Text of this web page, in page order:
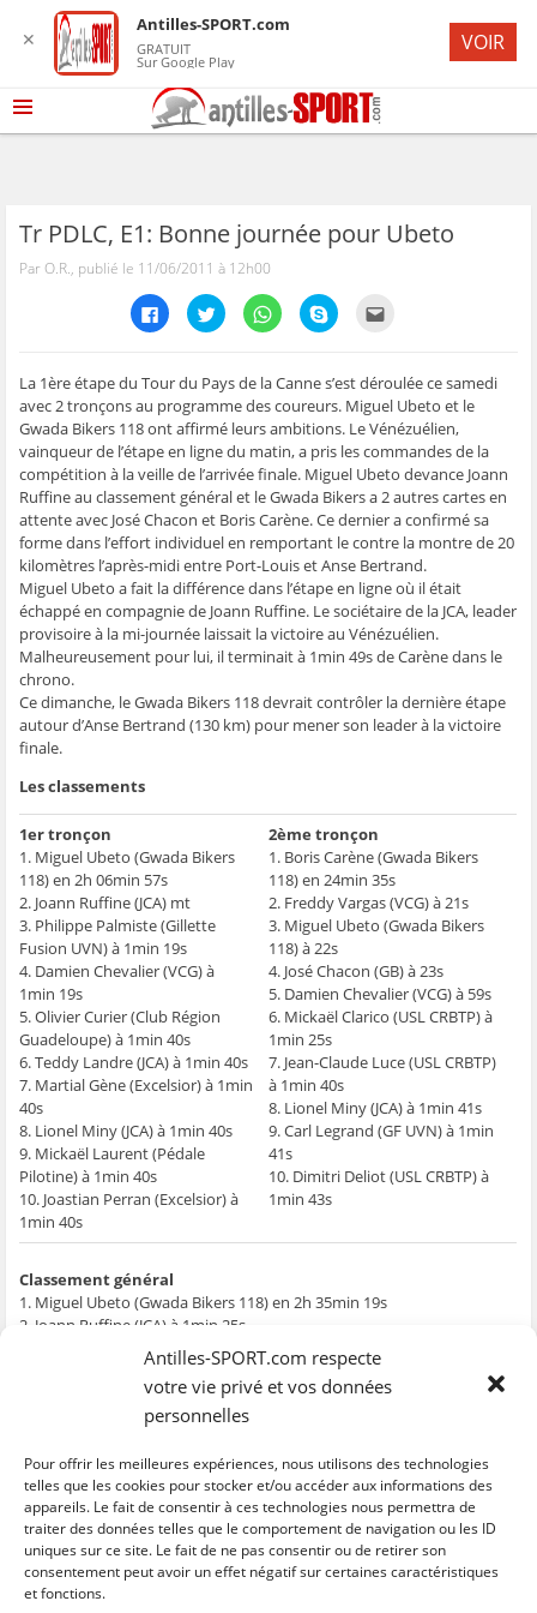
Antilles-SPORT.com respecte
votre vie privé et vos données
personnelles
Pour offrir les meilleures expériences, nous utilisons des technologies
telles que les cookies pour stocker et/ou accéder aux informations des
appareils. Le fait de consentir à ces technologies nous permettra de
traiter des données telles que le comportement de navigation ou les ID
uniques sur ce site. Le fait de ne pas consentir ou de retirer son
consentement peut avoir un effet négatif sur certaines caractéristiques
et fonctions.
Tr PDLC, E1: Bonne journée pour Ubeto
Par O.R., publié le 11/06/2011 à 12h00
C
l
e
z
p
o
u
r
p
a
r
a
g
e
r
s
u
r
F
a
c
e
o
o
k
e
n
u
n
e
n
o
u
v
e
l
e
f
e
n
ê
e
)
C
l
e
z
p
o
u
r
p
a
r
t
a
g
e
r
s
u
r
T
w
i
t
e
r
(
d
s
e
f
n
ê
t
)
C
l
e
z
p
o
u
r
p
a
r
a
g
e
r
s
u
r
W
h
a
t
A
p
p
e
d
a
n
s
u
n
e
n
o
u
v
e
l
l
e
f
e
n
ê
t
r
e
)
C
l
e
z
p
o
u
r
p
a
r
a
g
e
r
s
u
r
k
y
p
(
o
u
n
s
u
n
e
n
o
u
v
e
l
l
f
e
n
ê
t
r
e
)
e
z
p
o
u
r
e
n
v
y
e
r
p
a
r
e
m
a
i
à
u
n
u
e
d
a
n
s
u
n
o
u
v
e
l
e
e
n
ê
e
)
La 1ère étape du Tour du Pays de la Canne s’est déroulée ce samedi
avec 2 tronçons au programme des coureurs. Miguel Ubeto et le
Gwada Bikers 118 ont affirmé leurs ambitions. Le Vénézuélien,
vainqueur de l’étape en ligne du matin, a pris les commandes de la
compétition à la veille de l’arrivée finale. Miguel Ubeto devance Joann
Ruffine au classement général et le Gwada Bikers a 2 autres cartes en
attente avec José Chacon et Boris Carène. Ce dernier a confirmé sa
forme dans l’effort individuel en remportant le contre la montre de 20
kilomètres l’après-midi entre Port-Louis et Anse Bertrand.
Miguel Ubeto a fait la différence dans l’étape en ligne où il était
échappé en compagnie de Joann Ruffine. Le sociétaire de la JCA, leader
provisoire à la mi-journée laissait la victoire au Vénézuélien.
Malheureusement pour lui, il terminait à 1min 49s de Carène dans le
chrono.
Ce dimanche, le Gwada Bikers 118 devrait contrôler la dernière étape
autour d’Anse Bertrand (130 km) pour mener son leader à la victoire
finale.
Les classements
1er tronçon
1. Miguel Ubeto (Gwada Bikers
118) en 2h 06min 57s
2. Joann Ruffine (JCA) mt
3. Philippe Palmiste (Gillette
Fusion UVN) à 1min 19s
4. Damien Chevalier (VCG) à
1min 19s
5. Olivier Curier (Club Région
Guadeloupe) à 1min 40s
6. Teddy Landre (JCA) à 1min 40s
7. Martial Gène (Excelsior) à 1min
40s
8. Lionel Miny (JCA) à 1min 40s
9. Mickaël Laurent (Pédale
Pilotine) à 1min 40s
10. Joastian Perran (Excelsior) à
1min 40s
2ème tronçon
1. Boris Carène (Gwada Bikers
118) en 24min 35s
2. Freddy Vargas (VCG) à 21s
3. Miguel Ubeto (Gwada Bikers
118) à 22s
4. José Chacon (GB) à 23s
5. Damien Chevalier (VCG) à 59s
6. Mickaël Clarico (USL CRBTP) à
1min 25s
7. Jean-Claude Luce (USL CRBTP)
à 1min 40s
8. Lionel Miny (JCA) à 1min 41s
9. Carl Legrand (GF UVN) à 1min
41s
10. Dimitri Deliot (USL CRBTP) à
1min 43s
Classement général
1. Miguel Ubeto (Gwada Bikers 118) en 2h 35min 19s
2. Joann Ruffine (JCA) à 1min 25s
3. José Chacon (GB) à 1min 35s
4. Boris Carène (GB) à 1min 49s
5. Damien Chevalier (VCG) à 1min 57s
6. Freddy Vargas (VCG) à 2min 21s
8. Lionel Miny (JCA) à 3min 04s
9. Philippe Palmiste (Gillette Fusion UVN) à 3min 12s
10. Joastian Perran (Excelsior) à 3min 12s
C
l
C
l
C
l
C
l
C
l
✕
Antilles-SPORT.com
GRATUIT
Sur Google Play
VOIR